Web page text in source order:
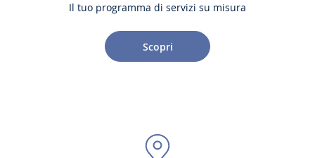
Il tuo programma di servizi su misura
Scopri